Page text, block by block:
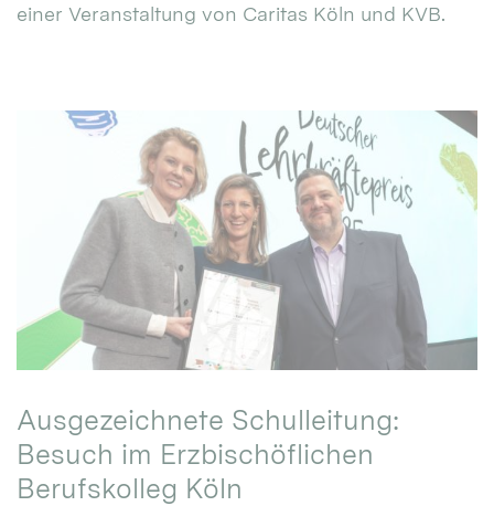
einer Veranstaltung von Caritas Köln und KVB.
Ausgezeichnete Schulleitung:
Besuch im Erzbischöflichen
Berufskolleg Köln